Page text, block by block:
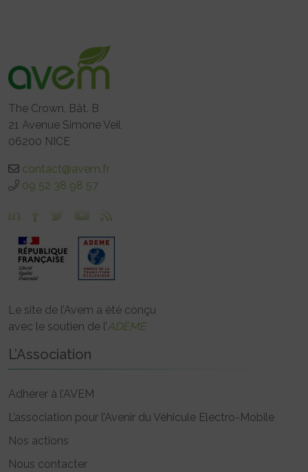
The Crown, Bât. B
21 Avenue Simone Veil
06200 NICE
contact@avem.fr
09 52 38 98 57
Le site de l’Avem a été conçu
avec le soutien de l’ADEME
L’Association
Adhérer à l’AVEM
L’association pour l’Avenir du Véhicule Electro-Mobile
Nos actions
Nous contacter